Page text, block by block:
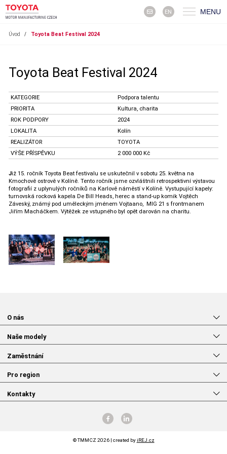
EN MENU
Úvod / Toyota Beat Festival 2024
Toyota Beat Festival 2024
KATEGORIE
Podpora talentu
PRIORITA
Kultura, charita
ROK PODPORY
2024
LOKALITA
Kolín
REALIZÁTOR
TOYOTA
VÝŠE PŘÍSPĚVKU
2 000 000 Kč
Již 15. ročník Toyota Beat festivalu se uskutečnil v sobotu 25. května na
Kmochově ostrově v Kolíně. Tento ročník jsme ozvláštnili retrospektivní výstavou
fotografií z uplynulých ročníků na Karlově náměstí v Kolíně. Vystupující kapely:
turnovská rocková kapela De Bill Heads, herec a stand-up komik Vojtěch
Záveský, známý pod uměleckým jménem Vojtaano, MIG 21 s frontmanem
Jiřím Macháčkem. Výtěžek ze vstupného byl opět darován na charitu.
O nás
Naše modely
Zaměstnání
Pro region
Kontakty
© TMMCZ 2026 | created byiREJ.cz